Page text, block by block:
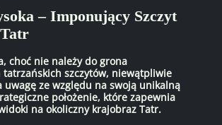
– Imponujący Szczyt
choć nie należy do grona
tatrzańskich szczytów, niewątpliwie
uwagę ze względu na swoją unikalną
położenie, które zapewnia
na okoliczny krajobraz Tatr.